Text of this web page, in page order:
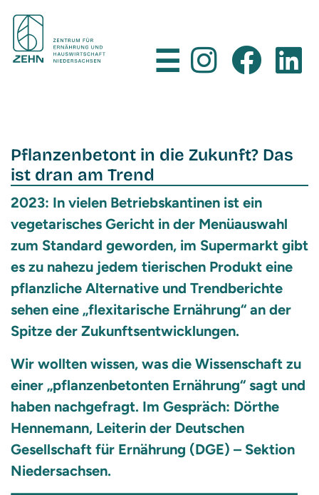
☰
Pflanzenbetont in die Zukunft? Das
ist dran am Trend
2023: In vielen Betriebskantinen ist ein
vegetarisches Gericht in der Menüauswahl
zum Standard geworden, im Supermarkt gibt
es zu nahezu jedem tierischen Produkt eine
pflanzliche Alternative und Trendberichte
sehen eine „flexitarische Ernährung“ an der
Spitze der Zukunftsentwicklungen.
Wir wollten wissen, was die Wissenschaft zu
einer „pflanzenbetonten Ernährung“ sagt und
haben nachgefragt. Im Gespräch: Dörthe
Hennemann, Leiterin der Deutschen
Gesellschaft für Ernährung (DGE) – Sektion
Niedersachsen.